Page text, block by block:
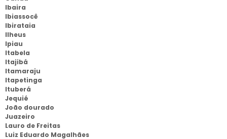
Ibaira
Ibiassocê
Ibirataia
Ilheus
Ipiau
Itabela
Itajibá
Itamaraju
Itapetinga
Ituberá
Jequié
João dourado
Juazeiro
Lauro de Freitas
Luiz Eduardo Magalhães